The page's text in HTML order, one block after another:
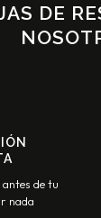
DE
de tu
nada